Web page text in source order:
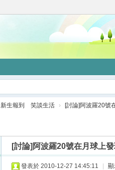
新生報到 笑談生活 › [討論]阿波羅20號
[討論]阿波羅20號在月球上
發表於 2010-12-27 14:45:11